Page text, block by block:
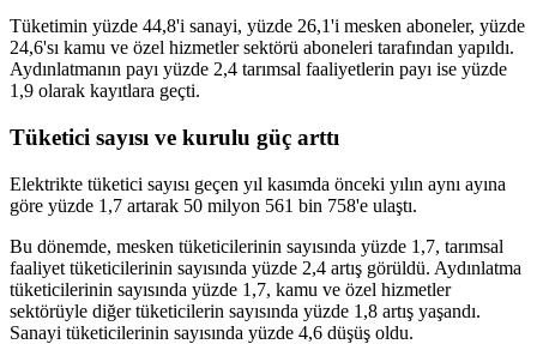
Tüketimin yüzde 44,8'i sanayi, yüzde 26,1'i mesken aboneler, yüzde
24,6'sı kamu ve özel hizmetler sektörü aboneleri tarafından yapıldı.
Aydınlatmanın payı yüzde 2,4 tarımsal faaliyetlerin payı ise yüzde
1,9 olarak kayıtlara geçti.
Tüketici sayısı ve kurulu güç arttı
Elektrikte tüketici sayısı geçen yıl kasımda önceki yılın aynı ayına
göre yüzde 1,7 artarak 50 milyon 561 bin 758'e ulaştı.
Bu dönemde, mesken tüketicilerinin sayısında yüzde 1,7, tarımsal
faaliyet tüketicilerinin sayısında yüzde 2,4 artış görüldü. Aydınlatma
tüketicilerinin sayısında yüzde 1,7, kamu ve özel hizmetler
sektörüyle diğer tüketicilerin sayısında yüzde 1,8 artış yaşandı.
Sanayi tüketicilerinin sayısında yüzde 4,6 düşüş oldu.